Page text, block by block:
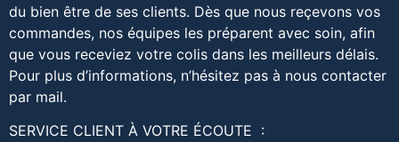
du bien être de ses clients. Dès que nous reçevons vos
commandes, nos équipes les préparent avec soin, afin
que vous receviez votre colis dans les meilleurs délais.
Pour plus d’informations, n’hésitez pas à nous contacter
par mail.
SERVICE CLIENT À VOTRE ÉCOUTE :